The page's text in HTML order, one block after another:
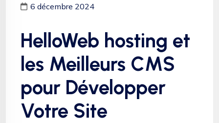
6 décembre 2024
HelloWeb hosting et
les Meilleurs CMS
pour Développer
Votre Site